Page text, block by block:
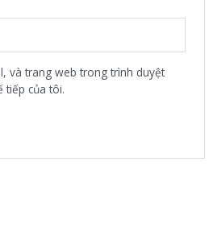
và trang web trong trình duyệt
tiếp của tôi.